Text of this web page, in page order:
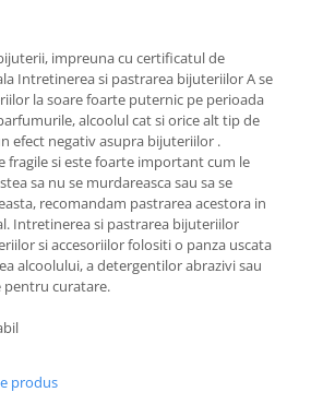
impreuna cu certificatul de
Intretinerea si pastrarea bijuteriilor A se
la soare foarte puternic pe perioada
alcoolul cat si orice alt tip de
efect negativ asupra bijuteriilor .
fragile si este foarte important cum le
sa nu se murdareasca sau sa se
recomandam pastrarea acestora in
Intretinerea si pastrarea bijuteriilor
si accesoriilor folositi o panza uscata
alcoolului, a detergentilor abrazivi sau
pentru curatare.
produs